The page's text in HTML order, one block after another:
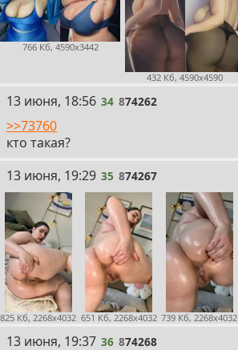
766 Кб, 4590x3442
432 Кб, 4590x4590
34
13 июня, 18:56 34 874262
>>73760
кто такая?
35
13 июня, 19:29 35 874267
825 Кб, 2268x4032 651 Кб, 2268x4032 739 Кб, 2268x4032
36
13 июня, 19:37 36 874268